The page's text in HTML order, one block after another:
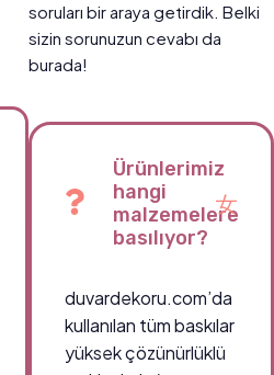
soruları bir araya getirdik. Belki
sizin sorunuzun cevabı da
burada!
Ürünlerimiz
hangi
malzemelere
basılıyor?
duvardekoru.com’da
kullanılan tüm baskılar
yüksek çözünürlüklü